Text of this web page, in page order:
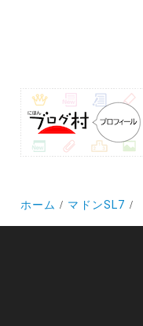
ホーム マドンSL7